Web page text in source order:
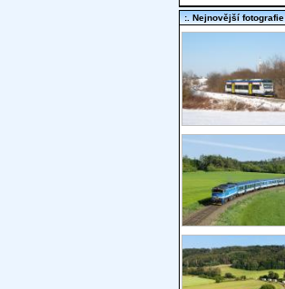
:. Nejnovější fotografie